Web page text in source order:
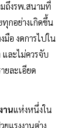
ถึงรพ.สนามที่
กอย่างเกิดขึ้น
อ งดการไปใน
ละไม่ควรจับ
ยละเอียด
านแห่งหนึ่งใน
แรงงานต่าง